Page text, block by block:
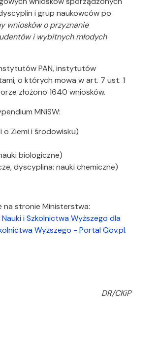
i grup naukowców po
wniosków o przyznanie
i wybitnych młodych
PAN, instytutów
o których mowa w art. 7 ust. 1
złożono 1640 wniosków.
MNiSW:
o Ziemi i środowisku)
biologiczne)
dyscyplina: nauki chemiczne)
na stronie Ministerstwa:
i Szkolnictwa Wyższego dla
Wyższego - Portal Gov.pl.
DR/CKiP